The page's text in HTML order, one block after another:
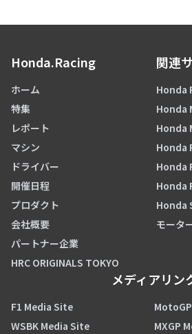
Honda.Racing
ホーム
特集
レポート
マシン
ドライバー
開催日程
プロダクト
会社概要
パートナー企業
HRC ORIGINALS TOKYO
関連
Honda
Honda
Honda
Honda
Honda
Honda
Honda
モータ
メディアリン
F1 Media Site
WSBK Media Site
MXGP